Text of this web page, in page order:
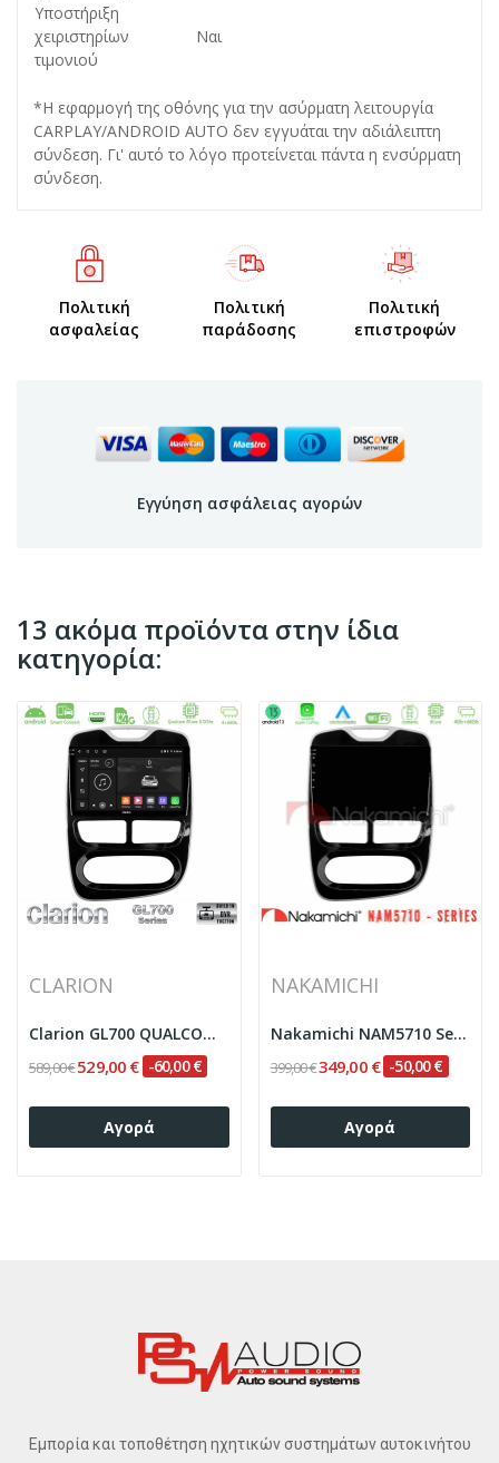
Υποστήριξη
χειριστηρίων
τιμονιού
Ναι
*Η εφαρμογή της οθόνης για την ασύρματη λειτουργία
CARPLAY/ANDROID AUTO δεν εγγυάται την αδιάλειπτη
σύνδεση. Γι' αυτό το λόγο προτείνεται πάντα η ενσύρματη
σύνδεση.
Πολιτική
ασφαλείας
Πολιτική
παράδοσης
Πολιτική
επιστροφών
Εγγύηση ασφάλειας αγορών
13 ακόμα προϊόντα στην ίδια
κατηγορία:
CLARION
Clarion GL700 QUALCOMM Series 8Core Android...
589,00 €529,00 € -60,00 €
Αγορά
NAKAMICHI
Nakamichi NAM5710 Series 8Core Android13 4+64GB...
399,00 €349,00 € -50,00 €
Αγορά
Εμπορία και τοποθέτηση ηχητικών συστημάτων αυτοκινήτου